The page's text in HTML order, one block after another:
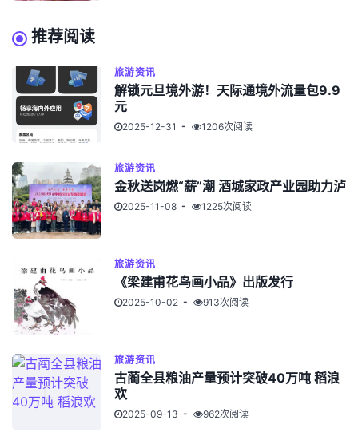
推荐阅读
旅游资讯
解锁元旦境外游！天际通境外流量包9.9
元
2025-12-31 1206次阅读
旅游资讯
金秋送岗燃“薪”潮 酒城家政产业园助力泸
2025-11-08 1225次阅读
旅游资讯
《梁建甫花鸟画小品》出版发行
2025-10-02 913次阅读
旅游资讯
古蔺全县粮油产量预计突破40万吨 稻浪
欢
2025-09-13 962次阅读